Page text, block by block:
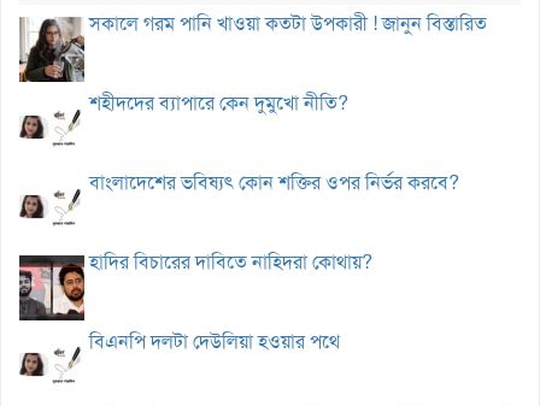
সকালে গরম পানি খাওয়া কতটা উপকারী ! জানুন বিস্তারিত
শহীদদের ব্যাপারে কেন দুমুখো নীতি?
বাংলাদেশের ভবিষ্যৎ কোন শক্তির ওপর নির্ভর করবে?
হাদির বিচারের দাবিতে নাহিদরা কোথায়?
বিএনপি দলটা দেউলিয়া হওয়ার পথে